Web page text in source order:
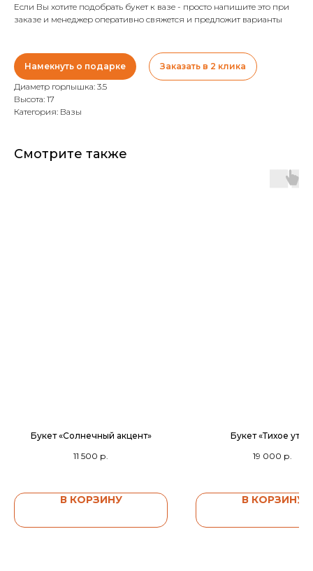
Если Вы хотите подобрать букет к вазе - просто напишите это при
заказе и менеджер оперативно свяжется и предложит варианты
Намекнуть о подарке
Заказать в 2 клика
Диаметр горлышка: 3.5
Высота: 17
Категория: Вазы
Смотрите также
Букет «Солнечный акцент»
11 500 р.
В КОРЗИНУ
Букет «Тихое
19 000 р.
В КОРЗИНУ